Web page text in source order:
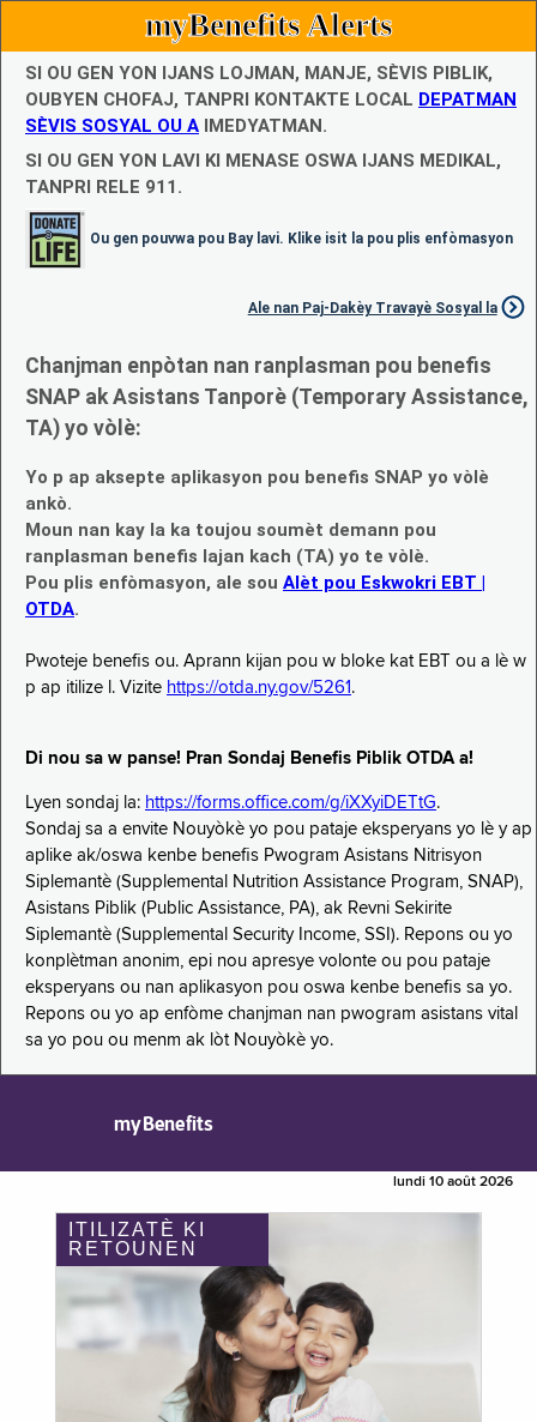
myBenefits Alerts
SI OU GEN YON IJANS LOJMAN, MANJE, SÈVIS PIBLIK,
OUBYEN CHOFAJ, TANPRI KONTAKTE LOCAL DEPATMAN
SÈVIS SOSYAL OU A IMEDYATMAN.
SI OU GEN YON LAVI KI MENASE OSWA IJANS MEDIKAL,
TANPRI RELE 911.
Ou gen pouvwa pou Bay lavi. Klike isit la pou plis enfòmasyon
Ale nan Paj-Dakèy Travayè Sosyal la
Chanjman enpòtan nan ranplasman pou benefis
SNAP ak Asistans Tanporè (Temporary Assistance,
TA) yo vòlè:
Yo p ap aksepte aplikasyon pou benefis SNAP yo vòlè
ankò.
Moun nan kay la ka toujou soumèt demann pou
ranplasman benefis lajan kach (TA) yo te vòlè.
Pou plis enfòmasyon, ale sou Alèt pou Eskwokri EBT |
OTDA.
Pwoteje benefis ou. Aprann kijan pou w bloke kat EBT ou a lè w
p ap itilize l. Vizite https://otda.ny.gov/5261 .
Di nou sa w panse! Pran Sondaj Benefis Piblik OTDA a!
Lyen sondaj la: https://forms.office.com/g/iXXyiDETtG.
Sondaj sa a envite Nouyòkè yo pou pataje eksperyans yo lè y ap
aplike ak/oswa kenbe benefis Pwogram Asistans Nitrisyon
Siplemantè (Supplemental Nutrition Assistance Program, SNAP),
Asistans Piblik (Public Assistance, PA), ak Revni Sekirite
Siplemantè (Supplemental Security Income, SSI). Repons ou yo
konplètman anonim, epi nou apresye volonte ou pou pataje
eksperyans ou nan aplikasyon pou oswa kenbe benefis sa yo.
Repons ou yo ap enfòme chanjman nan pwogram asistans vital
sa yo pou ou menm ak lòt Nouyòkè yo.
myBenefits
lundi 10 août 2026
ITILIZATÈ KI
RETOUNEN